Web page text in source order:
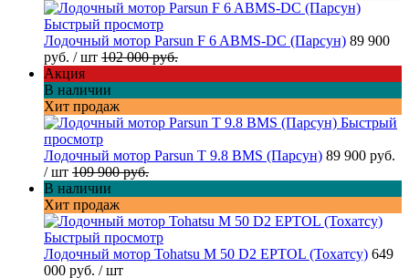
Быстрый просмотр
Лодочный мотор Parsun F 6 ABMS-DC (Парсун) 89 900
руб. / шт 102 000 руб.
Акция
В наличии
Хит продаж
Быстрый
просмотр
Лодочный мотор Parsun T 9.8 BMS (Парсун) 89 900 руб.
/ шт 109 900 руб.
В наличии
Хит продаж
Быстрый просмотр
Лодочный мотор Tohatsu M 50 D2 EPTOL (Тохатсу) 649
000 руб. / шт